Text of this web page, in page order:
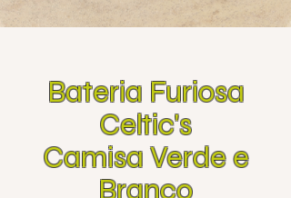
Bateria Furiosa
Celtic's
Camisa Verde e
Branco